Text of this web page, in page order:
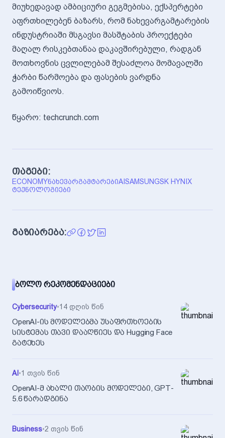
მიუხედავად ამბიციური გეგმებისა, ექსპერტები
აფრთხილებენ ბაზარს, რომ ნახევარგამტარების
ინდუსტრიაში მსგავსი მასშტაბის პროექტები
მაღალ რისკებთანაა დაკავშირებული, რადგან
მოთხოვნის ცვლილებამ შესაძლოა მომავალში
ჭარბი წარმოება და ფასების ვარდნა
გამოიწვიოს.
წყარო: techcrunch.com
თაგები:
ECONOMYᲜᲐᲮᲔᲕᲐᲠᲒᲐᲛᲢᲐᲠᲔᲑᲘAI SAMSUNGSK HYNIX
ᲢᲔᲥᲜᲝᲚᲝᲒᲘᲔᲑᲘ
გაზიარება:
ᲑᲝᲚᲝ ᲠᲔᲙᲝᲛᲔᲜᲓᲐᲪᲘᲔᲑᲘ
Cybersecurity•14 დღის წინ
OpenAI-ის მოდელებმა უსაფრთხოების
სისტემას თავი დააღწიეს და Hugging Face
გატეხეს
AI •1 თვის წინ
OpenAI-მ ახალი თაობის მოდელები, GPT-
5.6 წარადგინა
Business•2 თვის წინ